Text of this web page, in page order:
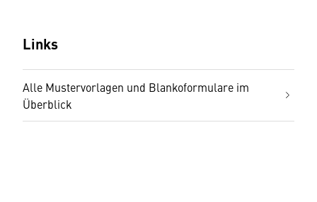
Links
Alle Mustervorlagen und Blankoformulare im
Überblick